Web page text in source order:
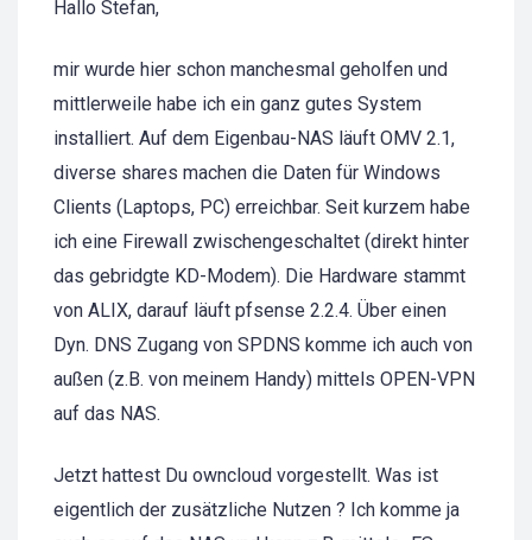
Hallo Stefan,
mir wurde hier schon manchesmal geholfen und
mittlerweile habe ich ein ganz gutes System
installiert. Auf dem Eigenbau-NAS läuft OMV 2.1,
diverse shares machen die Daten für Windows
Clients (Laptops, PC) erreichbar. Seit kurzem habe
ich eine Firewall zwischengeschaltet (direkt hinter
das gebridgte KD-Modem). Die Hardware stammt
von ALIX, darauf läuft pfsense 2.2.4. Über einen
Dyn. DNS Zugang von SPDNS komme ich auch von
außen (z.B. von meinem Handy) mittels OPEN-VPN
auf das NAS.
Jetzt hattest Du owncloud vorgestellt. Was ist
eigentlich der zusätzliche Nutzen ? Ich komme ja